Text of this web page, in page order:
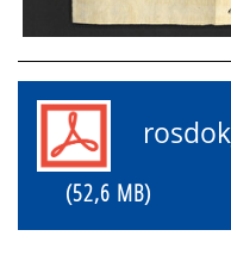
(52,6 MB)